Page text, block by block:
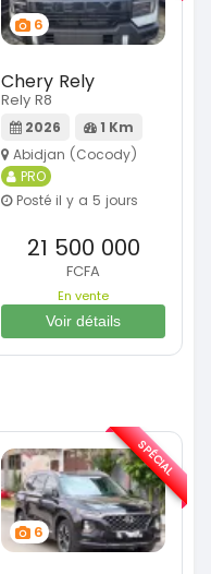
6
Chery Rely
Rely R8
2026
1 Km
Abidjan (Cocody)
PRO
Posté il y a 5 jours
21 500 000
FCFA
En vente
Voir détails
6
SPÉCIAL